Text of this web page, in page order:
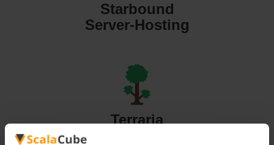
Starbound
Server-Hosting
Terraria
Server-Hosting